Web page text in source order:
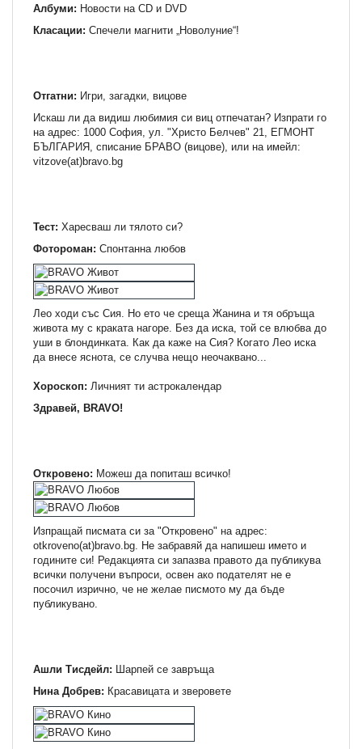
Албуми: Новости на СD и DVD
Класации: Спечели магнити „Новолуние“!
Отгатни: Игри, загадки, вицове
Искаш ли да видиш любимия си виц отпечатан? Изпрати го
на адрес: 1000 София, ул. "Христо Белчев" 21, ЕГМОНТ
БЪЛГАРИЯ, списание БРАВО (вицове), или на имейл:
vitzove(at)bravo.bg
Тест: Харесваш ли тялото си?
Фотороман: Спонтанна любов
Лео ходи със Сия. Но ето че среща Жанина и тя обръща
живота му с краката нагоре. Без да иска, той се влюбва до
уши в блондинката. Как да каже на Сия? Когато Лео иска
да внесе яснота, се случва нещо неочаквано...
Хороскоп: Личният ти астрокалендар
Здравей, BRAVO!
Откровено: Можеш да попиташ всичко!
Изпращай писмата си за "Откровено" на адрес:
otkroveno(at)bravo.bg. Не забравяй да напишеш името и
годините си! Редакцията си запазва правото да публикува
всички получени въпроси, освен ако подателят не е
посочил изрично, че не желае писмото му да бъде
публикувано.
Ашли Тисдейл: Шарпей се завръща
Нина Добрев: Красавицата и зверовете